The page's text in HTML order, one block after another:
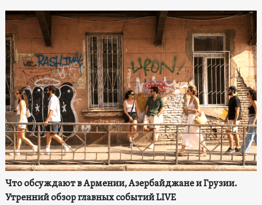
Что обсуждают в Армении, Азербайджане и Грузии.
Утренний обзор главных событий LIVE